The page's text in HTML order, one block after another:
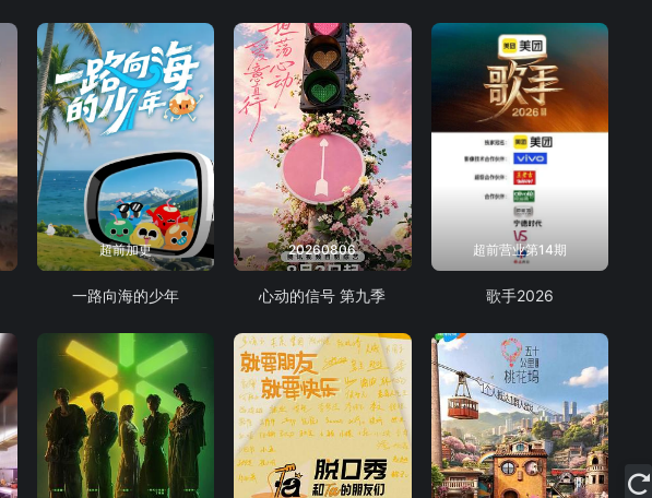
超前加更
一路向海的少年
20260806
心动的信号 第九季
超前营业第14期
歌手2026